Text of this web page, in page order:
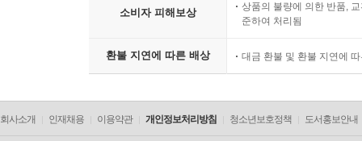
소비자 피해보상
상품의 불량에 의한 반품,
준하여 처리됨
환불 지연에 따른 배상 대금 환불 및 환불 지연에
회사소개 인재채용 이용약관 개인정보처리방침 청소년보호정책 도서홍보안내